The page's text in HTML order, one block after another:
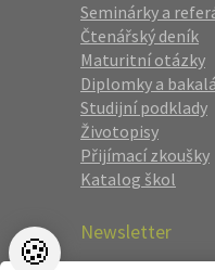
Seminárky a
Čtenářský deník
Maturitní otázky
Diplomky a
Studijní podklady
Životopisy
Přijímací zkoušky
Katalog škol
Newsletter
🍪